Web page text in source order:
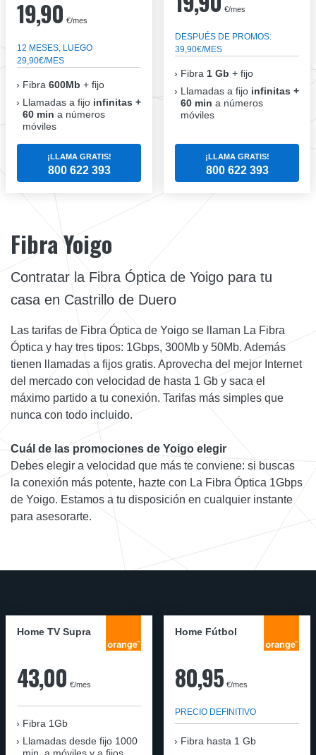
19,90 €/mes
12 MESES, LUEGO
29,90€/MES
Fibra 600Mb + fijo
Llamadas a fijo infinitas +
60 min a números
móviles
¡LLAMA GRATIS!
800 622 393
€/mes
DESPUÉS DE PROMOS:
39,90€/MES
Fibra 1 Gb + fijo
Llamadas a fijo infinitas +
60 min a números
móviles
¡LLAMA GRATIS!
800 622 393
Fibra Yoigo
Contratar la Fibra Óptica de Yoigo para tu
casa en Castrillo de Duero
Las tarifas de Fibra Óptica de Yoigo se llaman La Fibra
Óptica y hay tres tipos: 1Gbps, 300Mb y 50Mb. Además
tienen llamadas a fijos gratis. Aprovecha del mejor Internet
del mercado con velocidad de hasta 1 Gb y saca el
máximo partido a tu conexión. Tarifas más simples que
nunca con todo incluido.
Cuál de las promociones de Yoigo elegir
Debes elegir a velocidad que más te conviene: si buscas
la conexión más potente, hazte con La Fibra Óptica 1Gbps
de Yoigo. Estamos a tu disposición en cualquier instante
para asesorarte.
Home TV Supra
43,00 €/mes
Fibra 1Gb
Llamadas desde fijo 1000
Home Fútbol
80,95 €/mes
PRECIO DEFINITIVO
Fibra hasta 1 Gb